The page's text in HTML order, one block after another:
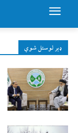
ډېر لوستل شوي